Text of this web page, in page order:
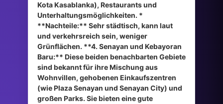
Kota Kasablanka), Restaurants und
Unterhaltungsmöglichkeiten. *
**Nachteile:** Sehr städtisch, kann laut
und verkehrsreich sein, weniger
Grünflächen. **4. Senayan und Kebayoran
Baru:** Diese beiden benachbarten Gebiete
sind bekannt für ihre Mischung aus
Wohnvillen, gehobenen Einkaufszentren
(wie Plaza Senayan und Senayan City) und
großen Parks. Sie bieten eine gute